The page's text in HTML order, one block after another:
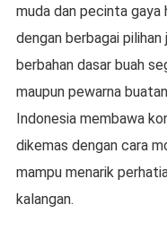
muda dan pecinta gaya
dengan berbagai
berbahan dasar buah
maupun pewarna
Indonesia membawa
dikemas dengan cara
mampu menarik
kalangan.